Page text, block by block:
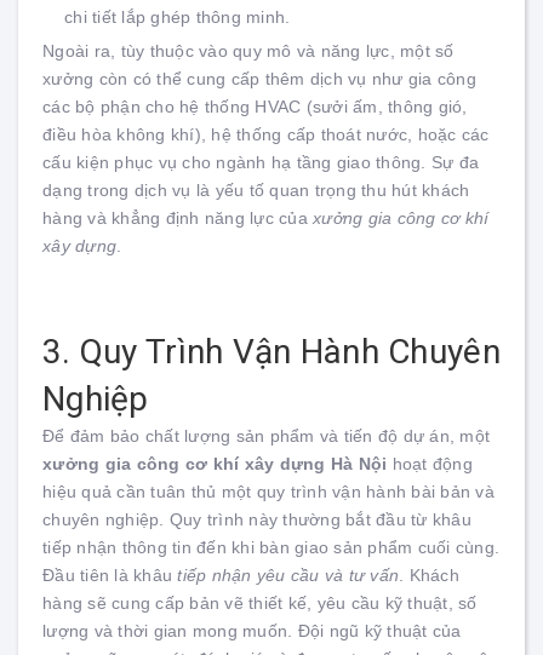
chi tiết lắp ghép thông minh.
Ngoài ra, tùy thuộc vào quy mô và năng lực, một số
xưởng còn có thể cung cấp thêm dịch vụ như gia công
các bộ phận cho hệ thống HVAC (sưởi ấm, thông gió,
điều hòa không khí), hệ thống cấp thoát nước, hoặc các
cấu kiện phục vụ cho ngành hạ tầng giao thông. Sự đa
dạng trong dịch vụ là yếu tố quan trọng thu hút khách
hàng và khẳng định năng lực của xưởng gia công cơ khí
xây dựng.
3. Quy Trình Vận Hành Chuyên
Nghiệp
Để đảm bảo chất lượng sản phẩm và tiến độ dự án, một
xưởng gia công cơ khí xây dựng Hà Nội hoạt động
hiệu quả cần tuân thủ một quy trình vận hành bài bản và
chuyên nghiệp. Quy trình này thường bắt đầu từ khâu
tiếp nhận thông tin đến khi bàn giao sản phẩm cuối cùng.
Đầu tiên là khâutiếp nhận yêu cầu và tư vấn. Khách
hàng sẽ cung cấp bản vẽ thiết kế, yêu cầu kỹ thuật, số
lượng và thời gian mong muốn. Đội ngũ kỹ thuật của